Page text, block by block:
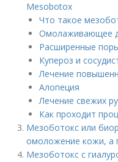
Mesobotox
Что такое
Омолаживающее
Расширенные
Купероз и
Лечение
Алопеция
Лечение свежих
Как проходит
Мезоботокс или
омоложение кожи, а
Мезоботокс с